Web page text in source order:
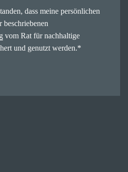
dass meine persönlichen
beschriebenen
vom Rat für nachhaltige
und genutzt werden.*